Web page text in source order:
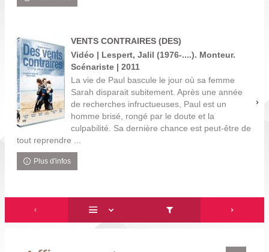
VENTS CONTRAIRES (DES)
Vidéo | Lespert, Jalil (1976-....). Monteur.
Scénariste | 2011
La vie de Paul bascule le jour où sa femme
Sarah disparait subitement. Après une année
de recherches infructueuses, Paul est un
homme brisé, rongé par le doute et la
culpabilité. Sa dernière chance est peut-être de
tout reprendre ...
Plus d'infos